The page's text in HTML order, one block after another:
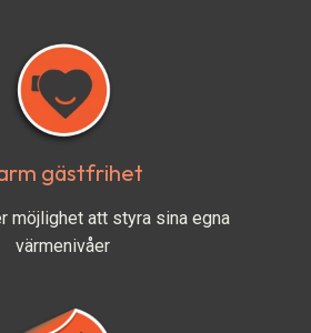
gästfrihet
möjlighet att styra sina egna
värmenivåer